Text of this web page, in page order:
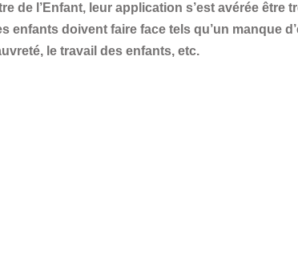
de l’Enfant, leur application s’est avérée
enfants doivent faire face tels qu’un manque
le travail des enfants, etc.